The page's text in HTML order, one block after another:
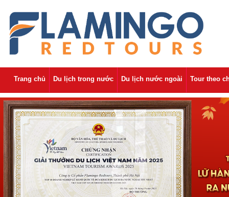
Trang chủ Du lịch trong nước Du lịch nước ngoài Tour theo